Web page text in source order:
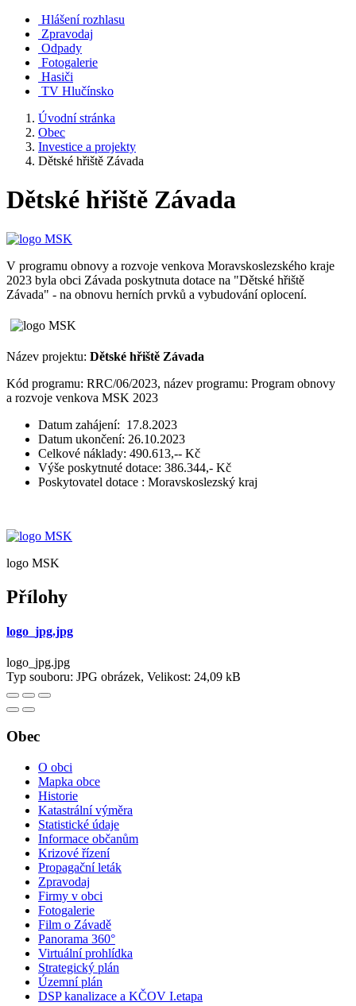
Hlášení rozhlasu
Zpravodaj
Odpady
Fotogalerie
Hasiči
TV Hlučínsko
Úvodní stránka
Obec
Investice a projekty
Dětské hřiště Závada
Dětské hřiště Závada
V programu obnovy a rozvoje venkova Moravskoslezského kraje
2023 byla obci Závada poskytnuta dotace na "Dětské hřiště
Závada" - na obnovu herních prvků a vybudování oplocení.
Název projektu: Dětské hřiště Závada
Kód programu: RRC/06/2023, název programu: Program obnovy
a rozvoje venkova MSK 2023
Datum zahájení: 17.8.2023
Datum ukončení: 26.10.2023
Celkové náklady: 490.613,-- Kč
Výše poskytnuté dotace: 386.344,- Kč
Poskytovatel dotace : Moravskoslezský kraj
logo MSK
Přílohy
logo_jpg.jpg
logo_jpg.jpg
Typ souboru: JPG obrázek, Velikost: 24,09 kB
Obec
O obci
Mapka obce
Historie
Katastrální výměra
Statistické údaje
Informace občanům
Krizové řízení
Propagační leták
Zpravodaj
Firmy v obci
Fotogalerie
Film o Závadě
Panorama 360°
Virtuální prohlídka
Strategický plán
Územní plán
DSP kanalizace a KČOV I.etapa